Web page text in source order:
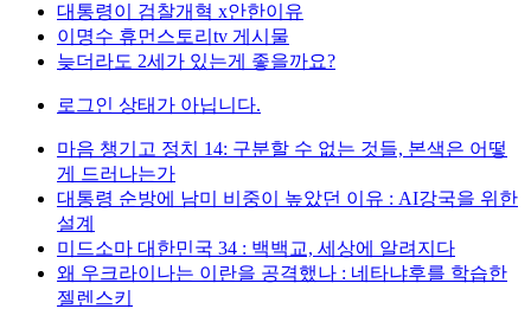
대통령이 검찰개혁 x안한이유
이명수 휴먼스토리tv 게시물
늦더라도 2세가 있는게 좋을까요?
로그인 상태가 아닙니다.
마음 챙기고 정치 14: 구분할 수 없는 것들, 본색은 어떻
게 드러나는가
대통령 순방에 남미 비중이 높았던 이유 : AI강국을 위한
설계
미드소마 대한민국 34 : 백백교, 세상에 알려지다
왜 우크라이나는 이란을 공격했나 : 네타냐후를 학습한
젤렌스키